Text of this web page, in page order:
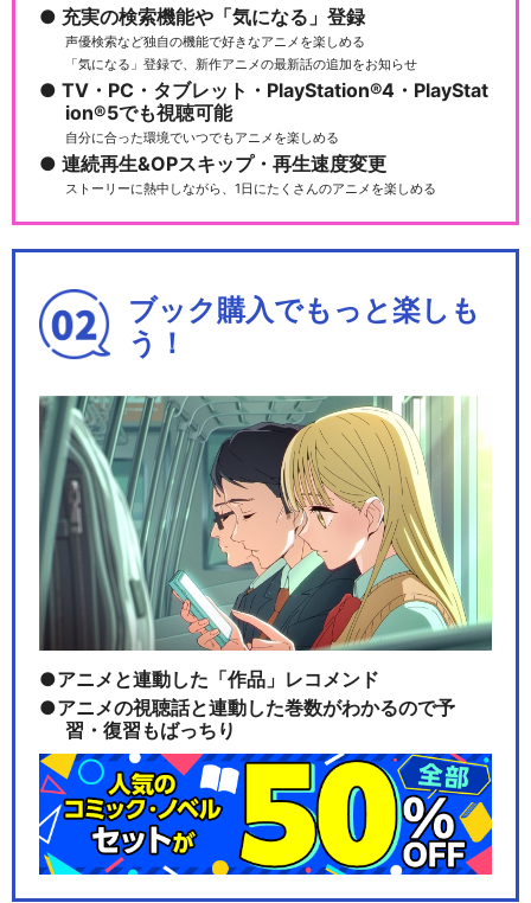
サクラ大戦 巴里花組 特別ミニ
ライブショウ
サクラ大戦 新春歌謡ショウ 神
崎すみれ引退記念…
サクラ大戦 帝国歌劇団・花組
2003年新春歌…
サクラ大戦 帝国歌劇団・花組
スーパー歌謡ショ…
サクラ大戦 帝国歌劇団・花組
2004年新春歌…
充実の検索機能や「気になる」登録
声優検索など独自の機能で好きなアニメを楽しめる
「気になる」登録で、新作アニメの最新話の追加をお知らせ
TV・PC・タブレット・PlayStation®4・PlayStat
ion®5でも視聴可能
自分に合った環境でいつでもアニメを楽しめる
連続再生&OPスキップ・再生速度変更
ストーリーに熱中しながら、1日にたくさんのアニメを楽しめる
ブック購入でもっと楽しも
う！
アニメと連動した「作品」レコメンド
アニメの視聴話と連動した巻数がわかるので予
習・復習もばっちり